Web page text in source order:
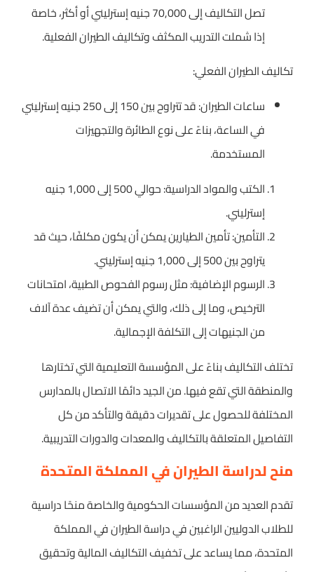
تصل التكاليف إلى 70,000 جنيه إسترليني أو أكثر، خاصة
إذا شملت التدريب المكثف وتكاليف الطيران الفعلية.
تكاليف الطيران الفعلي:
ساعات الطيران: قد تتراوح بين 150 إلى 250 جنيه إسترليني
في الساعة، بناءً على نوع الطائرة والتجهيزات
المستخدمة.
الكتب والمواد الدراسية: حوالي 500 إلى 1,000 جنيه
إسترليني.
التأمين: تأمين الطيارين يمكن أن يكون مكلفًا، حيث قد
يتراوح بين 500 إلى 1,000 جنيه إسترليني.
الرسوم الإضافية: مثل رسوم الفحوص الطبية، امتحانات
الترخيص، وما إلى ذلك، والتي يمكن أن تضيف عدة آلاف
من الجنيهات إلى التكلفة الإجمالية.
تختلف التكاليف بناءً على المؤسسة التعليمية التي تختارها
والمنطقة التي تقع فيها. من الجيد دائمًا الاتصال بالمدارس
المختلفة للحصول على تقديرات دقيقة والتأكد من كل
التفاصيل المتعلقة بالتكاليف والمعدات والدورات التدريبية.
منح لدراسة الطيران في المملكة المتحدة
تقدم العديد من المؤسسات الحكومية والخاصة منحًا دراسية
للطلاب الدوليين الراغبين في دراسة الطيران في المملكة
المتحدة، مما يساعد على تخفيف التكاليف المالية وتحقيق